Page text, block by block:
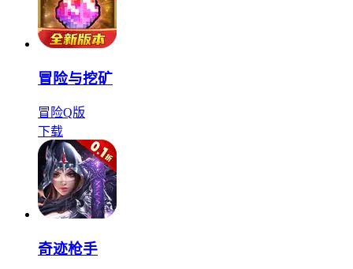
冒险与挖矿
冒险Q版
下载
奇迹枪手